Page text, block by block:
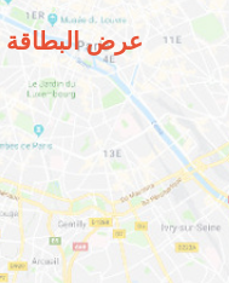
عرض البطاقة